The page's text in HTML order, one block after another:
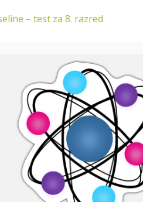
– test za 8. razred